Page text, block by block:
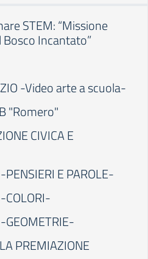
STEM: “Missione
Incantato”
-Video arte a scuola-
"Romero"
CIVICA E
E PAROLE-
COLORI-
GEOMETRIE-
PREMIAZIONE